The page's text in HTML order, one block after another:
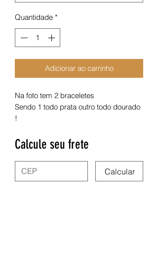
Quantidade *
Adicionar ao carrinho
Na foto tem 2 braceletes
Sendo 1 todo prata outro todo dourado
!
Calcule seu frete
Calcular